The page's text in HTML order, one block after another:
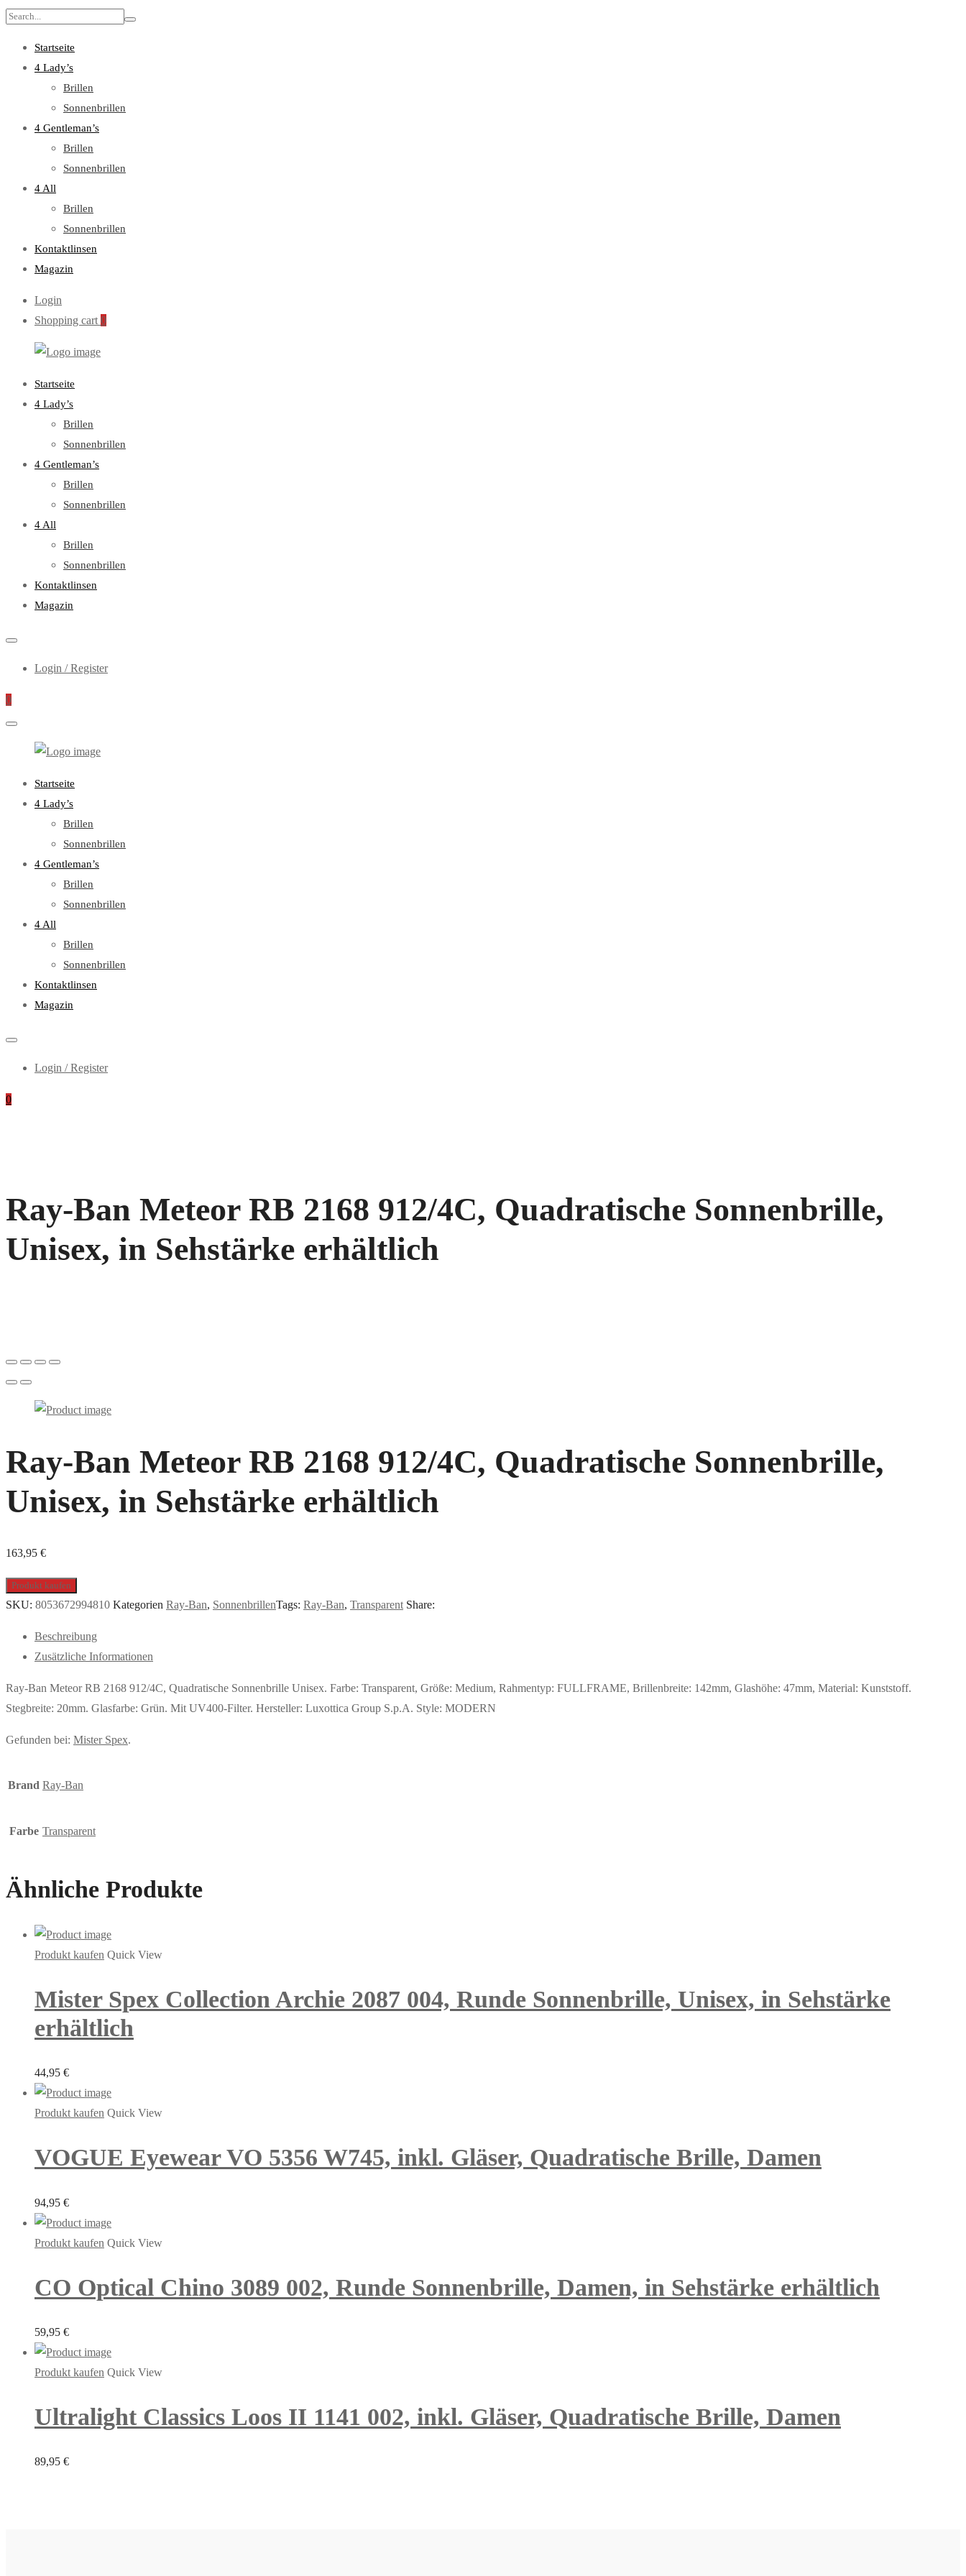
Search
Startseite
4 Lady’s
Brillen
Sonnenbrillen
4 Gentleman’s
Brillen
Sonnenbrillen
4 All
Brillen
Sonnenbrillen
Kontaktlinsen
Magazin
Login
Shopping cart 0
Primary
Menu
Startseite
4 Lady’s
Brillen
Sonnenbrillen
4 Gentleman’s
Brillen
Sonnenbrillen
4 All
Brillen
Sonnenbrillen
Kontaktlinsen
Magazin
Login / Register
0
Primary
Menu
Startseite
4 Lady’s
Brillen
Sonnenbrillen
4 Gentleman’s
Brillen
Sonnenbrillen
4 All
Brillen
Sonnenbrillen
Kontaktlinsen
Magazin
Login / Register
0
Ray-Ban Meteor RB 2168 912/4C, Quadratische Sonnenbrille,
Unisex, in Sehstärke erhältlich
Ray-Ban Meteor RB 2168 912/4C, Quadratische Sonnenbrille,
Unisex, in Sehstärke erhältlich
163,95 €
Produkt kaufen
SKU: 8053672994810 Kategorien Ray-Ban, SonnenbrillenTags: Ray-Ban, Transparent Share:
Beschreibung
Zusätzliche Informationen
Ray-Ban Meteor RB 2168 912/4C, Quadratische Sonnenbrille Unisex. Farbe: Transparent, Größe: Medium, Rahmentyp: FULLFRAME, Brillenbreite: 142mm, Glashöhe: 47mm, Material: Kunststoff.
Stegbreite: 20mm. Glasfarbe: Grün. Mit UV400-Filter. Hersteller: Luxottica Group S.p.A. Style: MODERN
Gefunden bei: Mister Spex.
Brand Ray-Ban
Farbe Transparent
Ähnliche Produkte
Produkt kaufen Quick View
Mister Spex Collection Archie 2087 004, Runde Sonnenbrille, Unisex, in Sehstärke
erhältlich
44,95 €
Produkt kaufen Quick View
VOGUE Eyewear VO 5356 W745, inkl. Gläser, Quadratische Brille, Damen
94,95 €
Produkt kaufen Quick View
CO Optical Chino 3089 002, Runde Sonnenbrille, Damen, in Sehstärke erhältlich
59,95 €
Produkt kaufen Quick View
Ultralight Classics Loos II 1141 002, inkl. Gläser, Quadratische Brille, Damen
89,95 €